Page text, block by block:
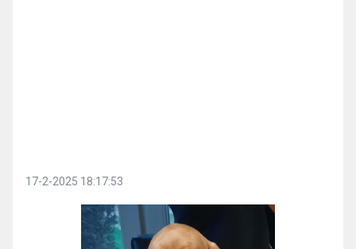
17-2-2025 18:17:53